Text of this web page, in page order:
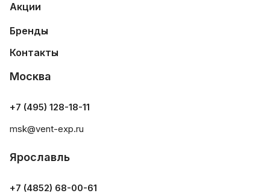
Акции
Бренды
Контакты
Москва
+7 (495) 128-18-11
msk@vent-exp.ru
Ярославль
+7 (4852) 68-00-61